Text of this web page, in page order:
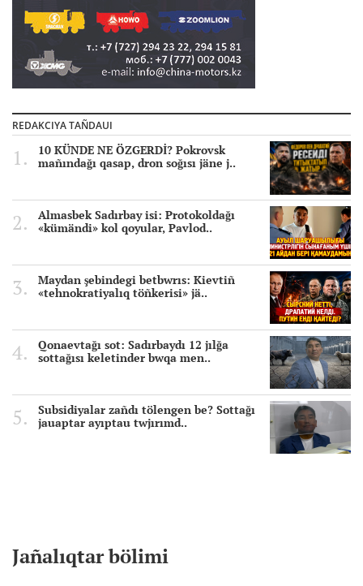
REDAKCIYA TAÑDAUI
10 KÜNDE NE ÖZGERDİ? Pokrovsk
mañındağı qasap, dron soğısı jäne j..
Almasbek Sadırbay isi: Protokoldağı
«kümändi» kol qoyular, Pavlod..
Maydan şebindegi betbwrıs: Kievtiñ
«tehnokratiyalıq töñkerisi» jä..
Qonaevtağı sot: Sadırbaydı 12 jılğa
sottağısı keletinder bwqa men..
Subsidiyalar zañdı tölengen be? Sottağı
jauaptar ayıptau twjırımd..
Jañalıqtar bölimi